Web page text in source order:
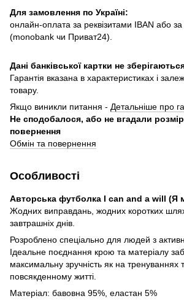
Для замовлення по Україні:
онлайн-оплата за реквізитами IBAN або
(monobank чи Приват24).
Дані банківської картки не
Гарантія вказана в характеристиках і
товару.
Якщо виникли питання - Детальніше про
Не сподобалося, або не вгадали
повернення
Обмін та повернення
Особливості
Авторська футболка I can and a will (Я
Жодних виправдань, жодних коротких
завтрашніх днів.
Розроблено спеціально для людей з
Ідеальне поєднання крою та матеріалу
максимальну зручність як на тренуваннях
повсякденному житті.
Матеріал: бавовна 95%, еластан 5%